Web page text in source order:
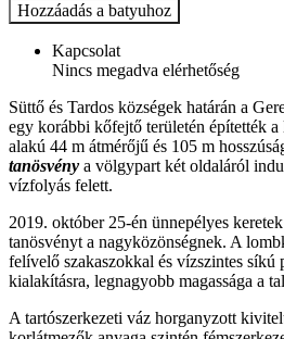
Kapcsolat
Nincs megadva elérhetőség
Süttő és Tardos községek határán a
egy korábbi kőfejtő területén építették
alakú 44 m átmérőjű és 105 m
tanösvény a völgypart két oldaláról
vízfolyás felett.
2019. október 25-én ünnepélyes
tanösvényt a nagyközönségnek. A
felívelő szakaszokkal és vízszintes síkú
kialakításra, legnagyobb magassága a
A tartószerkezeti váz horganyzott